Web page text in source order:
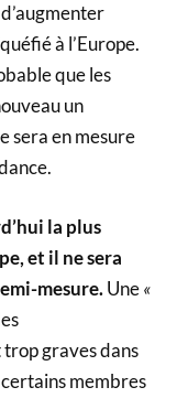
à l’Europe.
que les
un
sera en mesure
la plus
et il ne sera
mesure.Une«
graves dans
certains membres